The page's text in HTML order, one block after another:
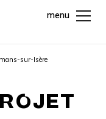
menu
sur-Isère